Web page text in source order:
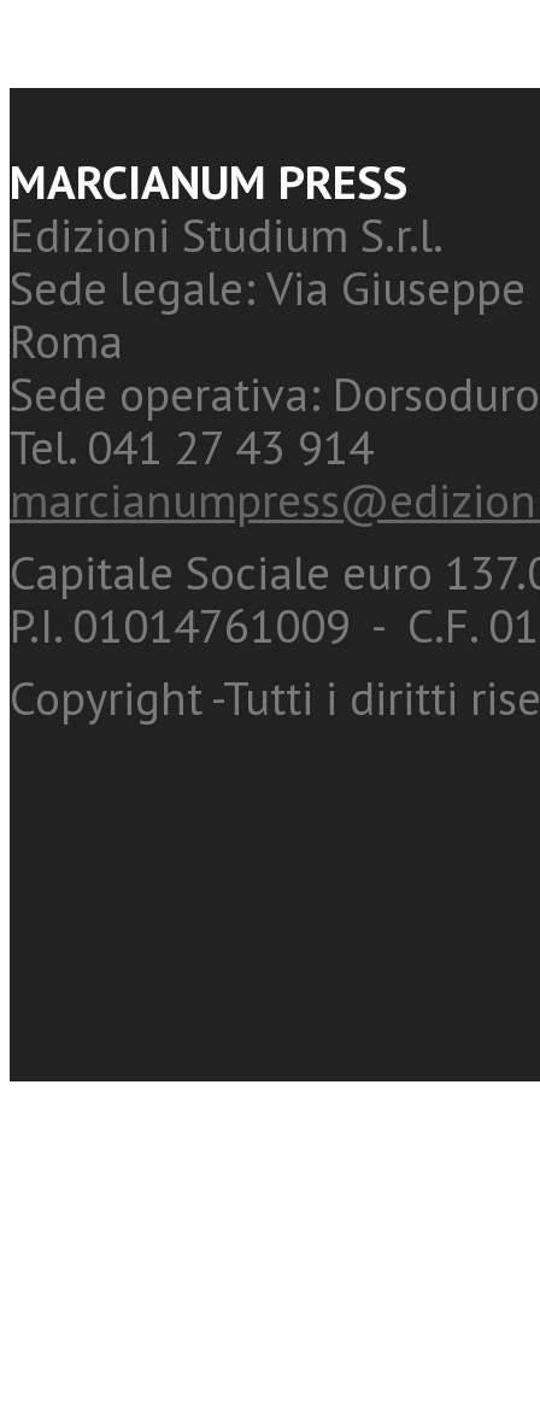
MARCIANUM PRESS
Edizioni Studium S.r.l.
Sede legale: Via
Roma
Sede operativa:
Tel. 041 27 43 914
Capitale Sociale euro
P.I. 01014761009 - C.F.
Copyright -Tutti i diritti